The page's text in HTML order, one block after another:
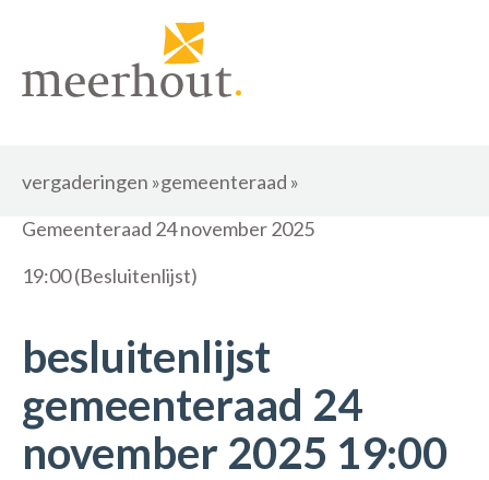
vergaderingen »gemeenteraad »
Gemeenteraad 24 november 2025
19:00 (Besluitenlijst)
besluitenlijst
gemeenteraad 24
november 2025 19:00